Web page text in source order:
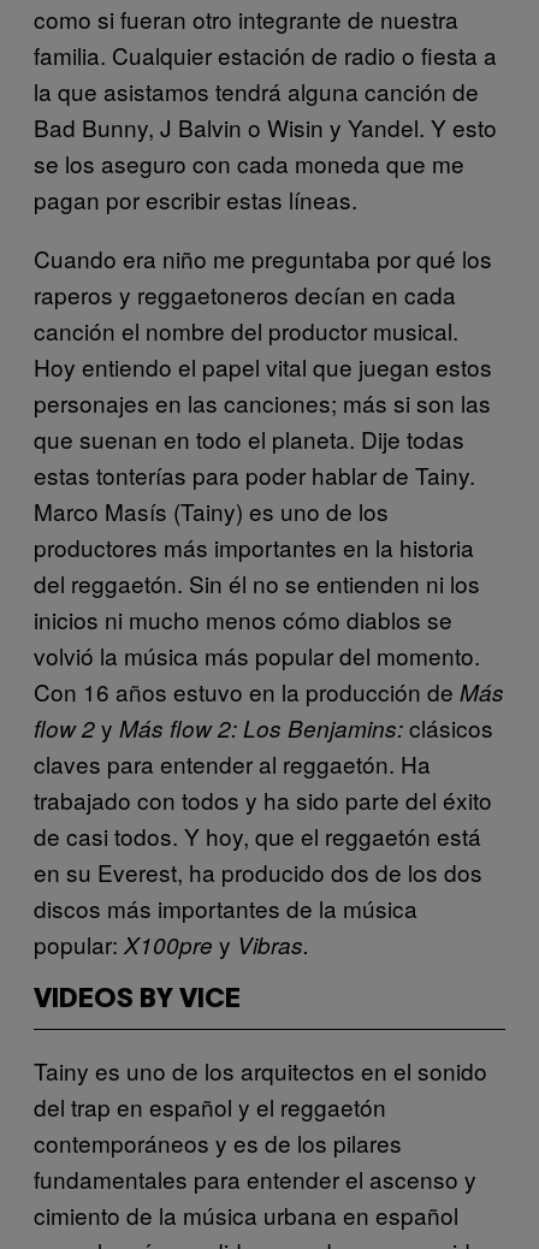
como si fueran otro integrante de nuestra
familia. Cualquier estación de radio o fiesta a
la que asistamos tendrá alguna canción de
Bad Bunny, J Balvin o Wisin y Yandel. Y esto
se los aseguro con cada moneda que me
pagan por escribir estas líneas.
Cuando era niño me preguntaba por qué los
raperos y reggaetoneros decían en cada
canción el nombre del productor musical.
Hoy entiendo el papel vital que juegan estos
personajes en las canciones; más si son las
que suenan en todo el planeta. Dije todas
estas tonterías para poder hablar de Tainy.
Marco Masís (Tainy) es uno de los
productores más importantes en la historia
del reggaetón. Sin él no se entienden ni los
inicios ni mucho menos cómo diablos se
volvió la música más popular del momento.
Con 16 años estuvo en la producción de Más
flow 2y Más flow 2: Los Benjamins:clásicos
claves para entender al reggaetón. Ha
trabajado con todos y ha sido parte del éxito
de casi todos. Y hoy, que el reggaetón está
en su Everest, ha producido dos de los dos
discos más importantes de la música
popular: X100pre y Vibras.
VIDEOS BY VICE
Tainy es uno de los arquitectos en el sonido
del trap en español y el reggaetón
contemporáneos y es de los pilares
fundamentales para entender el ascenso y
cimiento de la música urbana en español